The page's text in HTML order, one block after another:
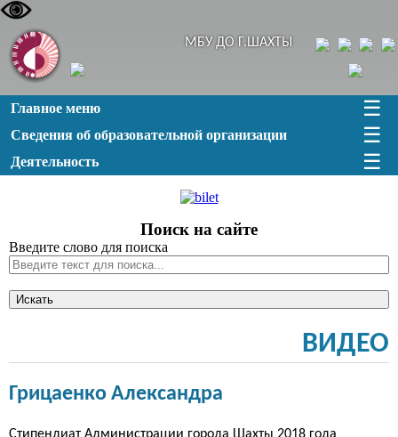
МБУ ДО Г.ШАХТЫ
Главное меню ☰
Сведения об образовательной организации ☰
Деятельность ☰
Поиск на сайте
Введите слово для поиска
Искать
ВИДЕО
Грицаенко Александра